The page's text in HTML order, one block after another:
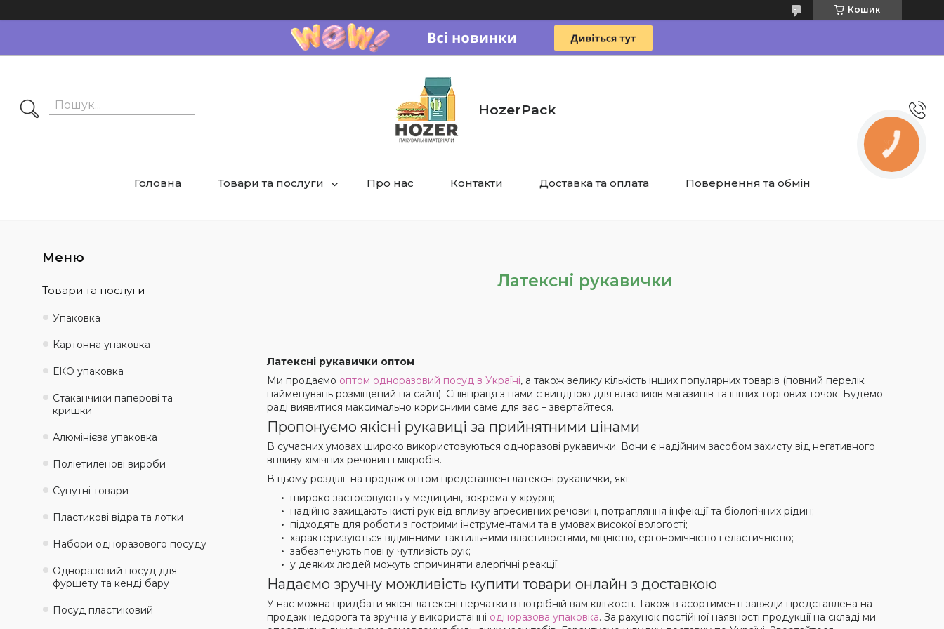
Кошик
HozerPack
Головна Товари та послуги Про нас Контакти Доставка та оплата Повернення та обмін
Латексні рукавички
Латексні рукавички оптом
Ми продаємо оптом одноразовий посуд в Україні, а також велику кількість інших популярних товарів (повний перелік
найменувань розміщений на сайті). Співпраця з нами є вигідною для власників магазинів та інших торгових точок. Будемо
раді виявитися максимально корисними саме для вас – звертайтеся.
Пропонуємо якісні рукавиці за прийнятними цінами
В сучасних умовах широко використовуються одноразові рукавички. Вони є надійним засобом захисту від негативного
впливу хімічних речовин і мікробів.
В цьому розділі на продаж оптом представлені латексні рукавички, які:
широко застосовують у медицині, зокрема у хірургії;
надійно захищають кисті рук від впливу агресивних речовин, потрапляння інфекції та біологічних рідин;
підходять для роботи з гострими інструментами та в умовах високої вологості;
характеризуються відмінними тактильними властивостями, міцністю, ергономічністю і еластичністю;
забезпечують повну чутливість рук;
у деяких людей можуть спричиняти алергічні реакції.
Надаємо зручну можливість купити товари онлайн з доставкою
У нас можна придбати якісні латексні перчатки в потрібній вам кількості. Також в асортименті завжди представлена на
продаж недорога та зручна у використанні одноразова упаковка. За рахунок постійної наявності продукції на складі ми
Товари та послуги
Упаковка
Картонна упаковка
ЕКО упаковка
Стаканчики паперові та
кришки
Алюмінієва упаковка
Поліетиленові вироби
Супутні товари
Пластикові відра та лотки
Набори одноразового посуду
Одноразовий посуд для
фуршету та кенді бару
Посуд пластиковий
КНОПКА
ЗВ'ЯЗКУ